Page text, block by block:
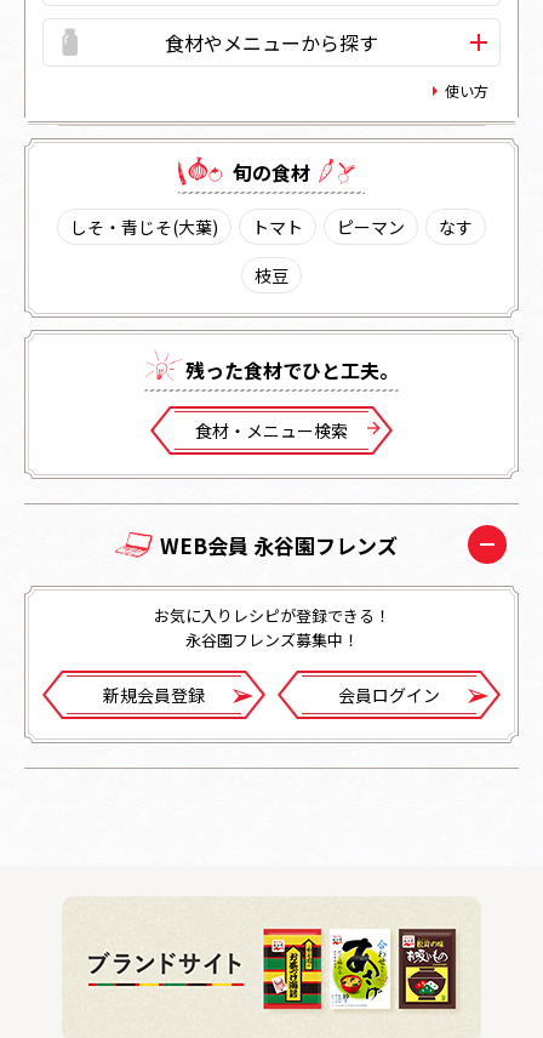
食材やメニューから探す
使い方
旬の⾷材
しそ・青じそ(大葉) トマト ピーマン
なす
枝豆
残った⾷材でひと⼯夫。
⾷材・メニュー検索
WEB会員 永谷園フレンズ
お気に入りレシピが登録できる！
永谷園フレンズ募集中！
新規会員登録 会員ログイン